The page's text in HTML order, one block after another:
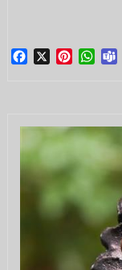
Facebook
X Pinterest